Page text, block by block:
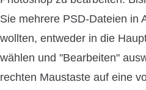
Sie mehrere PSD-Dateien in
wollten, entweder in die
wählen und "Bearbeiten"
rechten Maustaste auf eine